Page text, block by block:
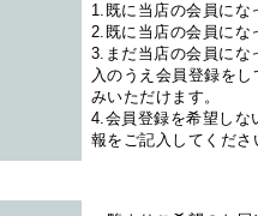
1.既に当店の会員にな
2.既に当店の会員にな
3.まだ当店の会員にな
入のうえ会員登録を
みいただけます。
4.会員登録を希望しな
報をご記入してくださ